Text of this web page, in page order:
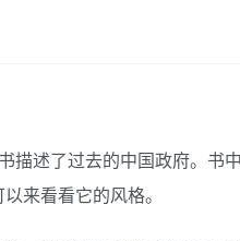
描述了过去的中国政府。书
来看看它的风格。